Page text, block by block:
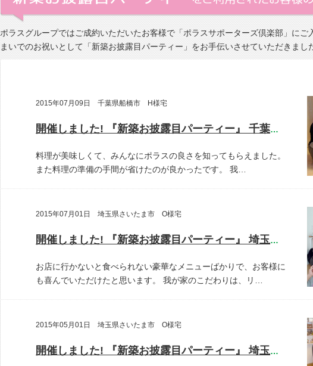
ポラスグループではご成約いただいたお客様で「ポラスサポーターズ倶楽部」にご
まいでのお祝いとして「新築お披露目パーティー」をお手伝いさせていただきまし
2015年07月09日 千葉県船橋市 H様宅
開催しました! 『新築お披露目パーティー』 千葉県船橋市 H様宅
料理が美味しくて、みんなにポラスの良さを知ってもらえました。
また料理の準備の手間が省けたのが良かったです。
我…
2015年07月01日 埼玉県さいたま市 O様宅
開催しました! 『新築お披露目パーティー』 埼玉県さいたま市 O様宅
お店に行かないと食べられない豪華なメニューばかりで、お客様に
も喜んでいただけたと思います。
我が家のこだわりは、リ…
2015年05月01日 埼玉県さいたま市 O様宅
開催しました! 『新築お披露目パーティー』 埼玉県さいたま市 O様宅